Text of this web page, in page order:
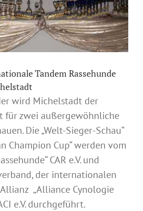
Tandem Rassehunde
wird Michelstadt der
für zwei außergewöhnliche
Die „Welt-Sieger-Schau“
Champion Cup“ werden vom
CAR e.V. und
der internationalen
„Alliance Cynologie
e.V. durchgeführt.